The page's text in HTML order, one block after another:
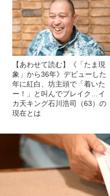
【あわせて読む】《「たま現
象」から36年》デビューした
年に紅白、坊主頭で「着いた
ー！」と叫んでブレイク…イ
カ天キング石川浩司（63）の
現在とは